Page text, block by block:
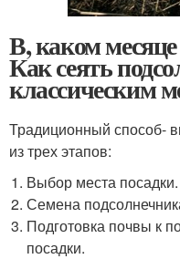
В, каком
Как сеять
классическим
Традиционный способ-
из трех этапов:
Выбор места посадки.
Семена
Подготовка почвы к
посадки.